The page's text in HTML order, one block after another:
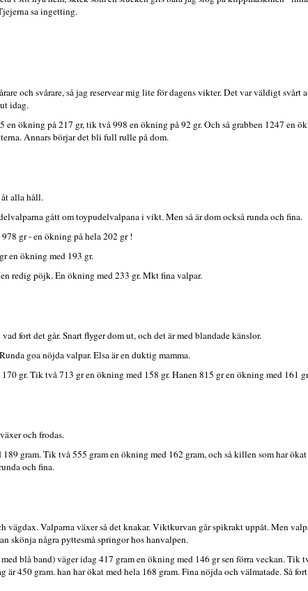
sa ingetting.
och svårare, så jag reservear mig lite för dagens vikter. Det var väldigt svårt
idag.
ökning på 217 gr, tik två 998 en ökning på 92 gr. Och så grabben 1247 en
Annars börjar det bli full rulle på dom.
åt alla håll.
gått om toypudelvalpana i vikt. Men så är dom också runda och fina.
gr - en ökning på hela 202 gr !
en ökning med 193 gr.
redig pöjk. En ökning med 233 gr. Mkt fina valpar.
fort det går. Snart flyger dom ut, och det är med blandade känslor.
goa nöjda valpar. Elsa är en duktig mamma.
gr. Tik två 713 gr en ökning med 158 gr. Hanen 815 gr en ökning med 161
och frodas.
gram. Tik två 555 gram en ökning med 162 gram, och så killen som har
och fina.
vägdax. Valparna växer så det knakar. Viktkurvan går spikrakt uppåt. Men
skönja några pyttesmå springor hos hanvalpen.
blå band) väger idag 417 gram en ökning med 146 gr sen förra veckan. Tik
är 450 gram. han har ökat med hela 168 gram. Fina nöjda och välmatade. Så